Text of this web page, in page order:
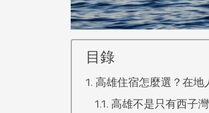
目錄
高雄住宿怎麼選？在地
高雄不是只有西子